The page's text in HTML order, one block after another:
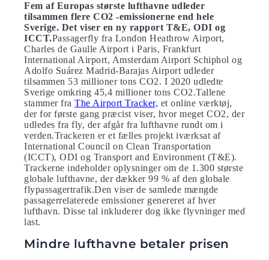
Fem af Europas største lufthavne udleder
tilsammen flere CO2 -emissionerne end hele
Sverige. Det viser en ny rapport T&E, ODI og
ICCT.Passagerfly fra London Heathrow Airport,
Charles de Gaulle Airport i Paris, Frankfurt
International Airport, Amsterdam Airport Schiphol og
Adolfo Suárez Madrid-Barajas Airport udleder
tilsammen 53 millioner tons CO2. I 2020 udledte
Sverige omkring 45,4 millioner tons CO2.Tallene
stammer fra The Airport Tracker, et online værktøj,
der for første gang præcist viser, hvor meget CO2, der
udledes fra fly, der afgår fra lufthavne rundt om i
verden.Trackeren er et fælles projekt iværksat af
International Council on Clean Transportation
(ICCT), ODI og Transport and Environment (T&E).
Trackerne indeholder oplysninger om de 1.300 største
globale lufthavne, der dækker 99 % af den globale
flypassagertrafik.Den viser de samlede mængde
passagerrelaterede emissioner genereret af hver
lufthavn. Disse tal inkluderer dog ikke flyvninger med
last.
Mindre lufthavne betaler prisen